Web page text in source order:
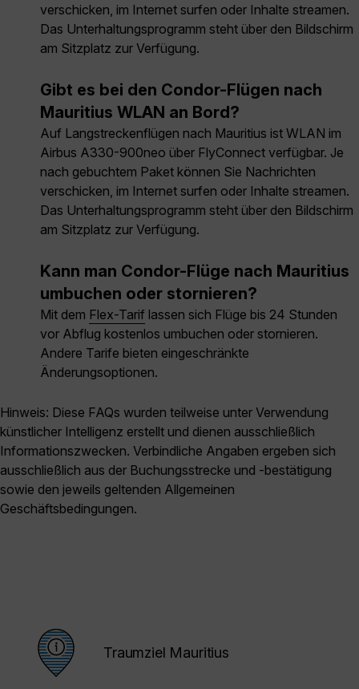
verschicken, im Internet surfen oder Inhalte streamen.
Das Unterhaltungsprogramm steht über den Bildschirm
am Sitzplatz zur Verfügung.
Gibt es bei den Condor-Flügen nach
Mauritius WLAN an Bord?
Auf Langstreckenflügen nach Mauritius ist WLAN im
Airbus A330-900neo über FlyConnect verfügbar. Je
nach gebuchtem Paket können Sie Nachrichten
verschicken, im Internet surfen oder Inhalte streamen.
Das Unterhaltungsprogramm steht über den Bildschirm
am Sitzplatz zur Verfügung.
Kann man Condor-Flüge nach Mauritius
umbuchen oder stornieren?
Mit dem Flex-Tarif lassen sich Flüge bis 24 Stunden
vor Abflug kostenlos umbuchen oder stornieren.
Andere Tarife bieten eingeschränkte
Änderungsoptionen.
Hinweis: Diese FAQs wurden teilweise unter Verwendung
künstlicher Intelligenz erstellt und dienen ausschließlich
Informationszwecken. Verbindliche Angaben ergeben sich
ausschließlich aus der Buchungsstrecke und -bestätigung
sowie den jeweils geltenden Allgemeinen
Geschäftsbedingungen.
Traumziel Mauritius